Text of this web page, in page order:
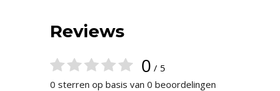
Reviews
0 / 5
0 sterren op basis van 0 beoordelingen